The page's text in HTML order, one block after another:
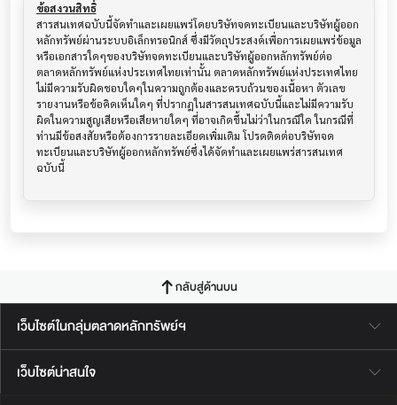
ข้อสงวนสิทธิ์
สารสนเทศฉบับนี้จัดทำและเผยแพร่โดยบริษัทจดทะเบียนและบริษัทผู้ออก
หลักทรัพย์ผ่านระบบอิเล็กทรอนิกส์ ซึ่งมีวัตถุประสงค์เพื่อการเผยแพร่ข้อมูล
หรือเอกสารใดๆของบริษัทจดทะเบียนและบริษัทผู้ออกหลักทรัพย์ต่อ
ตลาดหลักทรัพย์แห่งประเทศไทยเท่านั้น ตลาดหลักทรัพย์แห่งประเทศไทย
ไม่มีความรับผิดชอบใดๆในความถูกต้องและครบถ้วนของเนื้อหา ตัวเลข
รายงานหรือข้อคิดเห็นใดๆ ที่ปรากฎในสารสนเทศฉบับนี้และไม่มีความรับ
ผิดในความสูญเสียหรือเสียหายใดๆ ที่อาจเกิดขึ้นไม่ว่าในกรณีใด ในกรณีที่
ท่านมีข้อสงสัยหรือต้องการรายละเอียดเพิ่มเติม โปรดติดต่อบริษัทจด
ทะเบียนและบริษัทผู้ออกหลักทรัพย์ซึ่งได้จัดทำและเผยแพร่สารสนเทศ
ฉบับนี้
กลับสู่ด้านบน
เว็บไซต์ในกลุ่มตลาดหลักทรัพย์ฯ
เว็บไซต์น่าสนใจ